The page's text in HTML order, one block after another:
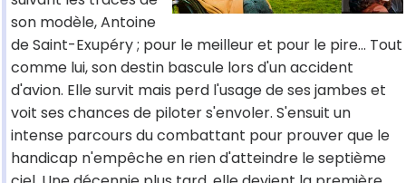
son modèle, Antoine
de Saint-Exupéry ; pour le meilleur et pour le pire... Tout
comme lui, son destin bascule lors d'un accident
d'avion. Elle survit mais perd l'usage de ses jambes et
voit ses chances de piloter s'envoler. S'ensuit un
intense parcours du combattant pour prouver que le
handicap n'empêche en rien d'atteindre le septième